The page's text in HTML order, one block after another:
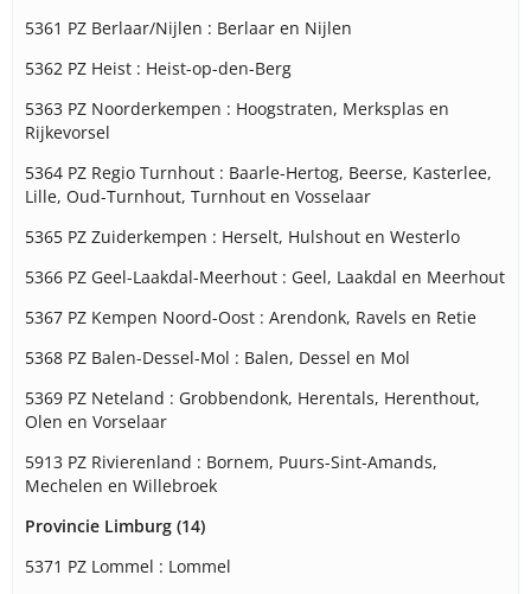
5361 PZ Berlaar/Nijlen : Berlaar en Nijlen
5362 PZ Heist : Heist-op-den-Berg
5363 PZ Noorderkempen : Hoogstraten, Merksplas en
Rijkevorsel
5364 PZ Regio Turnhout : Baarle-Hertog, Beerse, Kasterlee,
Lille, Oud-Turnhout, Turnhout en Vosselaar
5365 PZ Zuiderkempen : Herselt, Hulshout en Westerlo
5366 PZ Geel-Laakdal-Meerhout : Geel, Laakdal en Meerhout
5367 PZ Kempen Noord-Oost : Arendonk, Ravels en Retie
5368 PZ Balen-Dessel-Mol : Balen, Dessel en Mol
5369 PZ Neteland : Grobbendonk, Herentals, Herenthout,
Olen en Vorselaar
5913 PZ Rivierenland : Bornem, Puurs-Sint-Amands,
Mechelen en Willebroek
Provincie Limburg (14)
5371 PZ Lommel : Lommel